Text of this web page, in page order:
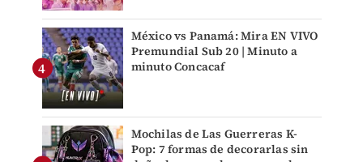
México vs Panamá: Mira EN VIVO
Premundial Sub 20 | Minuto a
minuto Concacaf
Mochilas de Las Guerreras K-
Pop: 7 formas de decorarlas sin